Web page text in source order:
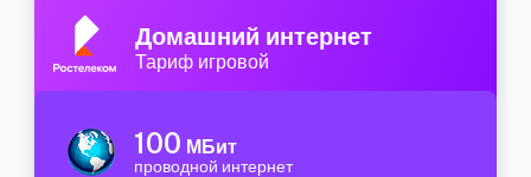
Домашний интернет
Тариф игровой
100 МБит
проводной интернет